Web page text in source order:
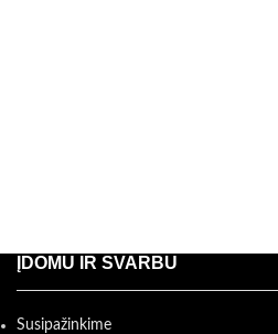
ĮDOMU IR SVARBU
Susipažinkime